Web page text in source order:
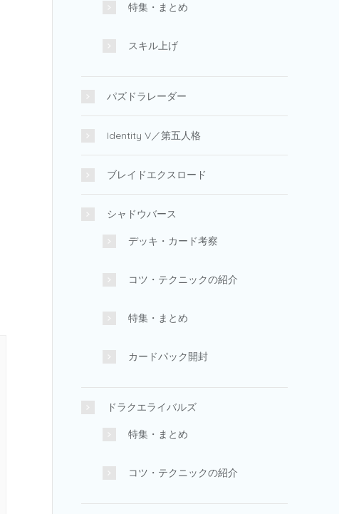
特集・まとめ
スキル上げ
パズドラレーダー
Identity V／第五人格
ブレイドエクスロード
シャドウバース
デッキ・カード考察
コツ・テクニックの紹介
特集・まとめ
カードパック開封
ドラクエライバルズ
特集・まとめ
コツ・テクニックの紹介